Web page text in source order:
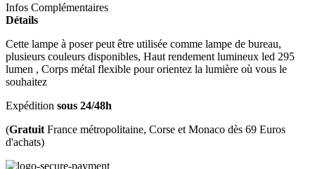
Infos Complémentaires
Détails
Cette lampe à poser peut être utilisée comme lampe de bureau,
plusieurs couleurs disponibles, Haut rendement lumineux led 295
lumen , Corps métal flexible pour orientez la lumière où vous le
souhaitez
Expédition sous 24/48h
(Gratuit France métropolitaine, Corse et Monaco dès 69 Euros
d'achats)